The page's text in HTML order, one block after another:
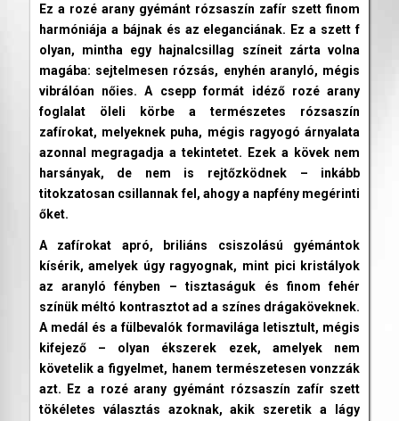
Ez a rozé arany gyémánt rózsaszín zafír szett finom
harmóniája a bájnak és az eleganciának. Ez a szett f
olyan, mintha egy hajnalcsillag színeit zárta volna
magába: sejtelmesen rózsás, enyhén aranyló, mégis
vibrálóan nőies. A csepp formát idéző rozé arany
foglalat öleli körbe a természetes rózsaszín
zafírokat, melyeknek puha, mégis ragyogó árnyalata
azonnal megragadja a tekintetet. Ezek a kövek nem
harsányak, de nem is rejtőzködnek – inkább
titokzatosan csillannak fel, ahogy a napfény megérinti
őket.
A zafírokat apró, briliáns csiszolású gyémántok
kísérik, amelyek úgy ragyognak, mint pici kristályok
az aranyló fényben – tisztaságuk és finom fehér
színük méltó kontrasztot ad a színes drágaköveknek.
A medál és a fülbevalók formavilága letisztult, mégis
kifejező – olyan ékszerek ezek, amelyek nem
követelik a figyelmet, hanem természetesen vonzzák
azt. Ez a rozé arany gyémánt rózsaszín zafír szett
tökéletes választás azoknak, akik szeretik a lágy